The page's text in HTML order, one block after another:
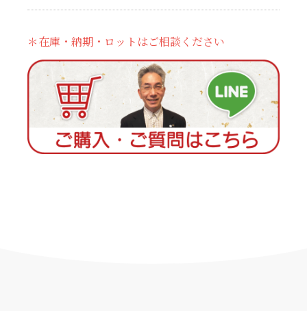
＊在庫・納期・ロットはご相談ください